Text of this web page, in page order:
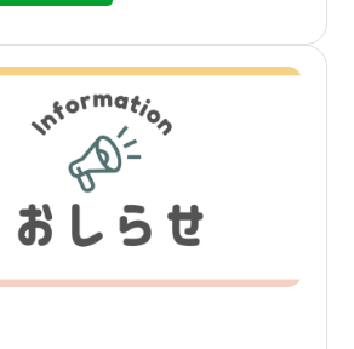
車でお越しになるお客様
り身近に当園でのサファリ
楽しみいただけるようにな
。運転免許をお持ちでない
車でのおでかけを楽しみた
にも、ぜひご利用いただけ
ます。隣接する世界文化
製糸場」など、周辺の観